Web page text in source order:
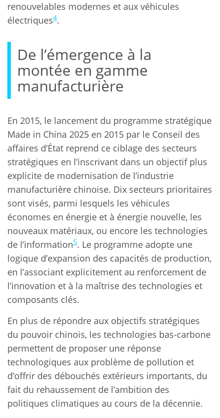
renouvelables modernes et aux véhicules
électriques4.
De l’émergence à la
montée en gamme
manufacturière
En 2015, le lancement du programme stratégique
Made in China 2025 en 2015 par le Conseil des
affaires d’État reprend ce ciblage des secteurs
stratégiques en l’inscrivant dans un objectif plus
explicite de modernisation de l’industrie
manufacturière chinoise. Dix secteurs prioritaires
sont visés, parmi lesquels les véhicules
économes en énergie et à énergie nouvelle, les
nouveaux matériaux, ou encore les technologies
de l’information5. Le programme adopte une
logique d’expansion des capacités de production,
en l’associant explicitement au renforcement de
l’innovation et à la maîtrise des technologies et
composants clés.
En plus de répondre aux objectifs stratégiques
du pouvoir chinois, les technologies bas-carbone
permettent de proposer une réponse
technologiques aux problème de pollution et
d’offrir des débouchés extérieurs importants, du
fait du rehaussement de l’ambition des
politiques climatiques au cours de la décennie.